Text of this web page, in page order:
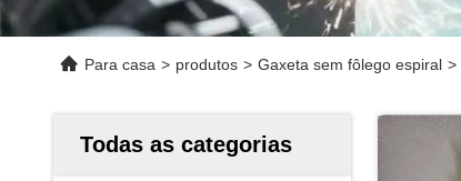
Para casa > produtos > Gaxeta sem fôlego espiral >
Todas as categorias